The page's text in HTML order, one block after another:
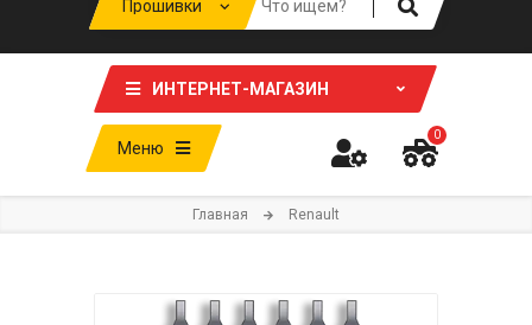
ИНТЕРНЕТ-МАГАЗИН
Меню
0
Главная Renault